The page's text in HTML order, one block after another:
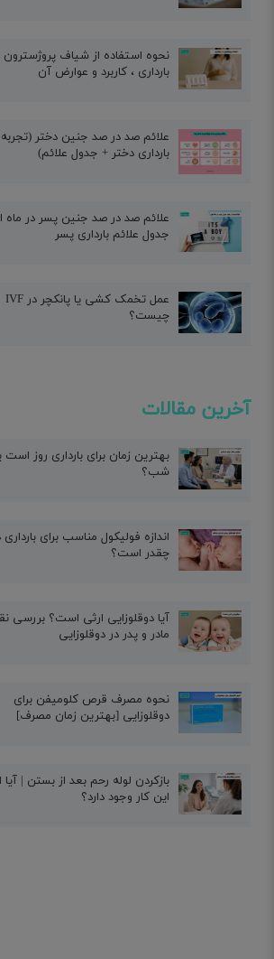
نحوه استفاده از شیاف پروژسترون
بارداری ، کاربرد و عوارض آن
علائم صد در صد جنین دختر
بارداری دختر + جدول علائم)
علائم صد در صد جنین پسر در ماه
جدول علائم بارداری پسر
عمل تخمک کشی یا پانکچر در IVF
چیست؟
آخرین مقالات
بهترین زمان برای بارداری روز است
شب؟
اندازه فولیکول مناسب برای بارداری
چقدر است؟
آیا دوقلوزایی ارثی است؟ بررسی
مادر و پدر در دوقلوزایی
نحوه مصرف قرص کلومیفن برای
دوقلوزایی [بهترین زمان مصرف]
بازکردن لوله رحم بعد از بستن | آیا
این کار وجود دارد؟